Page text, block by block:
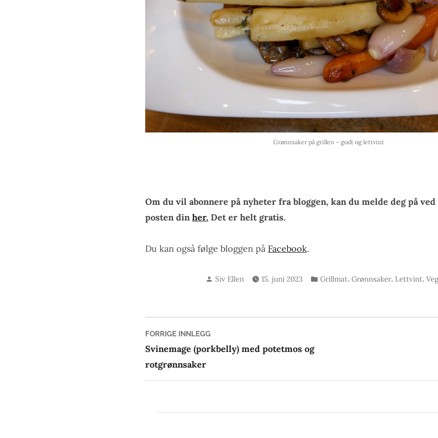
Grønnsaker på grillen – godt og lettvint
Om du vil abonnere på nyheter fra bloggen, kan du melde deg på ved
posten din her. Det er helt gratis.
Du kan også følge bloggen på Facebook.
Skrevet
Siv Ellen 15. juni 2023
Publisert
Grillmat, Grønnsaker, Lettvint,
Innleggsnavigasjon
FORRIGE INNLEGGForrige
innlegg:
Svinemage (porkbelly) med potetmos og
rotgrønnsaker